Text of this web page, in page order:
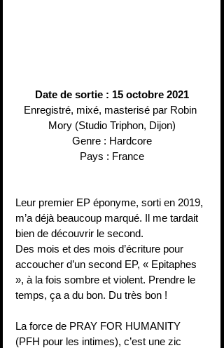
Date de sortie : 15 octobre 2021
Enregistré, mixé, masterisé par Robin
Mory (Studio Triphon, Dijon)
Genre : Hardcore
Pays : France
Leur premier EP éponyme, sorti en 2019,
m’a déjà beaucoup marqué. Il me tardait
bien de découvrir le second.
Des mois et des mois d’écriture pour
accoucher d’un second EP, « Epitaphes
», à la fois sombre et violent. Prendre le
temps, ça a du bon. Du très bon !
La force de PRAY FOR HUMANITY
(PFH pour les intimes), c’est une zic